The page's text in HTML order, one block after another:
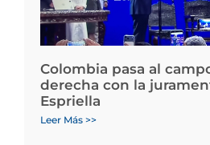
Colombia pasa al
derecha con la
Espriella
Leer Más >>